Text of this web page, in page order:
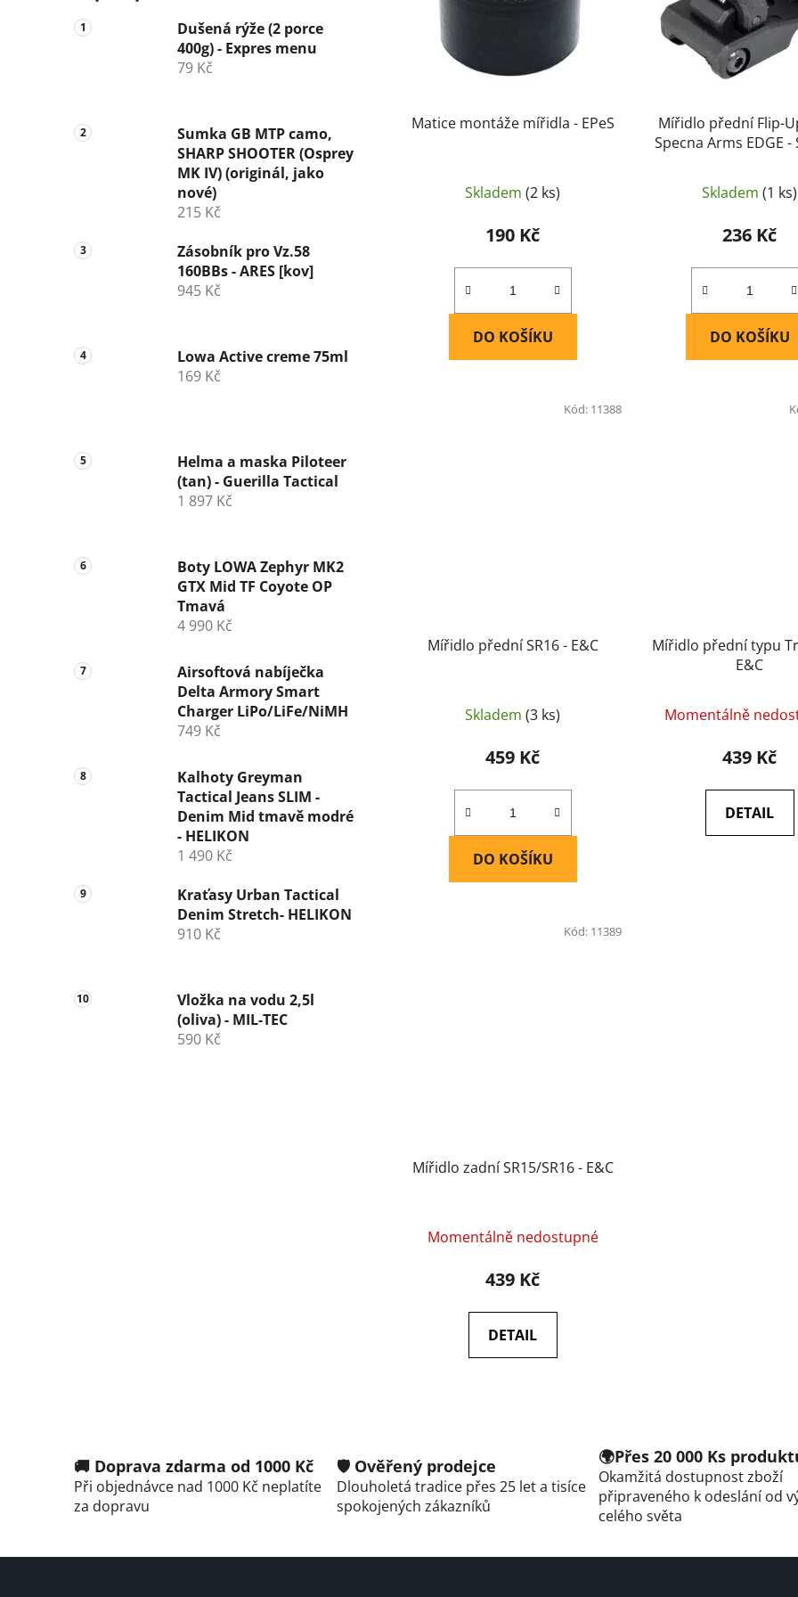
Dušená rýže (2 porce
400g) - Expres menu
79 Kč
Sumka GB MTP camo,
SHARP SHOOTER (Osprey
MK IV) (originál, jako
nové)
215 Kč
Zásobník pro Vz.58
160BBs - ARES [kov]
945 Kč
Lowa Active creme 75ml
169 Kč
Helma a maska Piloteer
(tan) - Guerilla Tactical
1 897 Kč
Boty LOWA Zephyr MK2
GTX Mid TF Coyote OP
Tmavá
4 990 Kč
Airsoftová nabíječka
Delta Armory Smart
Charger LiPo/LiFe/NiMH
749 Kč
Kalhoty Greyman
Tactical Jeans SLIM -
Denim Mid tmavě modré
- HELIKON
1 490 Kč
Kraťasy Urban Tactical
Denim Stretch- HELIKON
910 Kč
Vložka na vodu 2,5l
(oliva) - MIL-TEC
590 Kč
Matice montáže mířidla - EPeS
Skladem(2 ks)
190 Kč
DO KOŠÍKU
Mířidlo přední Flip-
Specna Arms EDGE -
Skladem(1 ks)
236 Kč
DO KOŠÍKU
Mířidlo přední SR16 - E&C
Skladem(3 ks)
459 Kč
DO KOŠÍKU
Kód: 11388
Mířidlo přední typu
E&C
Momentálně
439 Kč
DETAIL
Mířidlo zadní SR15/SR16 - E&C
Momentálně nedostupné
439 Kč
DETAIL
Kód: 11389
á
d
a
p
🚚 Doprava zdarma od 1000 Kč
Při objednávce nad 1000 Kč neplatíte
za dopravu
🛡️ Ověřený prodejce
Dlouholetá tradice přes 25 let a tisíce
spokojených zákazníků
🌍Přes 20 000 Ks
Okamžitá dostupnost zboží
připraveného k odeslání od
celého světa